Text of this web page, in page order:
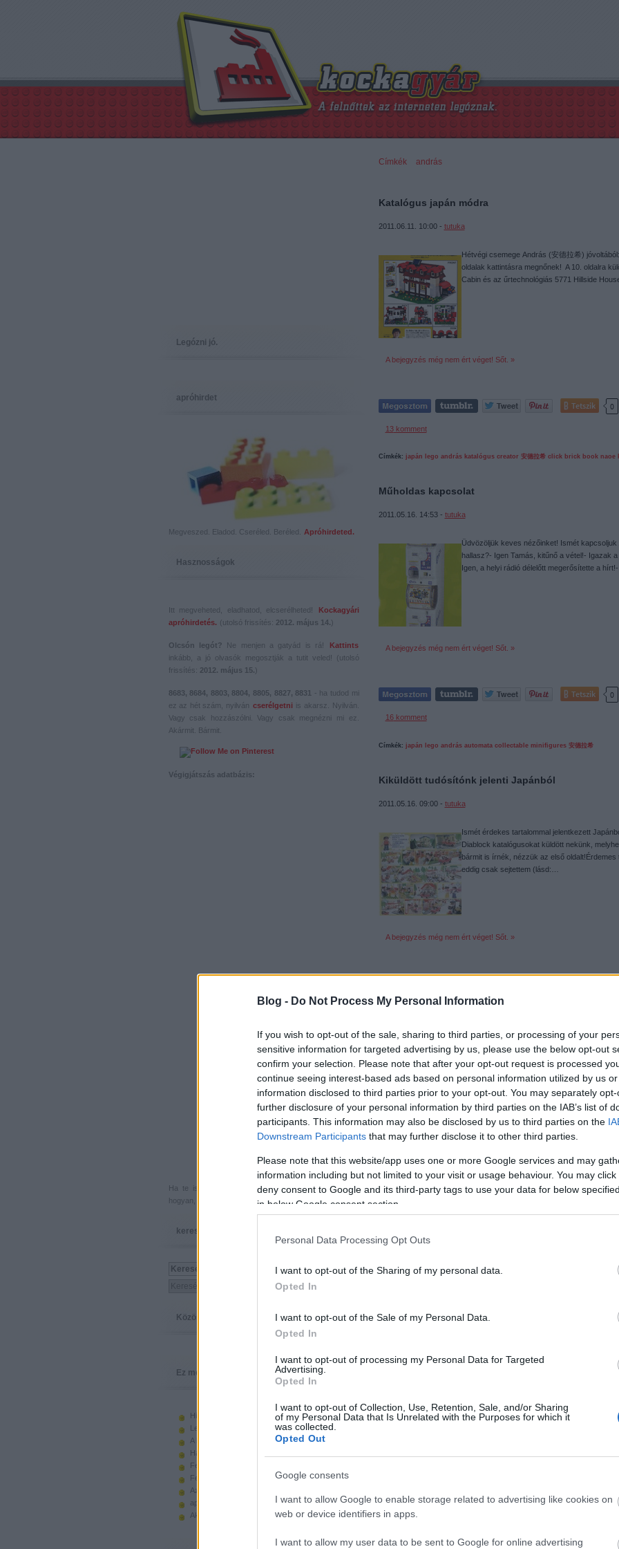
Blog - Do Not Process My Personal Information
If you wish to opt-out of the sale, sharing to third parties, or processing of your
sensitive information for targeted advertising by us, please use the below opt-out
confirm your selection. Please note that after your opt-out request is processed
continue seeing interest-based ads based on personal information utilized by us
information disclosed to third parties prior to your opt-out. You may separately
further disclosure of your personal information by third parties on the IAB’s list of
participants. This information may also be disclosed by us to third parties on the
Downstream Participants that may further disclose it to other third parties.
Please note that this website/app uses one or more Google services and may
information including but not limited to your visit or usage behaviour. You may
deny consent to Google and its third-party tags to use your data for below
in below Google consent section.
Personal Data Processing Opt Outs
I want to opt-out of the Sharing of my personal data.
Opted In
I want to opt-out of the Sale of my Personal Data.
Opted In
I want to opt-out of processing my Personal Data for Targeted
Advertising.
Opted In
I want to opt-out of Collection, Use, Retention, Sale, and/or Sharing
of my Personal Data that Is Unrelated with the Purposes for which it
was collected.
Opted Out
Google consents
I want to allow Google to enable storage related to advertising like cookies on
web or device identifiers in apps.
I want to allow my user data to be sent to Google for online advertising
Legózni jó.
apróhirdet
Megveszed. Eladod. Cseréled. Beréled. Apróhirdeted.
Hasznosságok
Itt megveheted, eladhatod, elcserélheted!
Kockagyári
apróhirdetés. (utolsó frissítés: 2012. május 14.)
Olcsón legót? Ne menjen a gatyád is rá!
Kattints
inkább, a jó olvasók megosztják a tutit veled! (utolsó
frissítés: 2012. május 15.)
8683, 8684, 8803, 8804, 8805, 8827, 8831 - ha tudod mi
ez az hét szám, nyilván
cserélgetni
is akarsz. Nyilván.
Vagy csak hozzászólni. Vagy csak megnézni mi ez.
Akármit. Bármit.
Végigjátszás adatbázis:
Ha te is küldenél egy végigjátszást, csak nem tudod
hogyan, hova, mikor, kivel és miért,
akkor kattints
keresés
Közösség
Ez megy
Hiányzó elemek beszerzése
Legoland Németország 2010
A kastélyok képes története
Használt legót piacról
Feltörjük a legó ugart
Fehérítsd ki!
Az Indiana Jones készletek
apró. hirdetés.
Akciók, újdonságok a polcon, nagyszerű árak
Címkék» andrás
Katalógus japán módra
2011.06.11. 10:00 - tutuka
Hétvégi csemege András (安德拉希)
oldalak kattintásra megnőnek! A 10. oldalra
Cabin és az űrtechnológiás 5771 Hillside
A bejegyzés még nem ért véget! Sőt. »
Tetszik 0
13komment
Címkék: japán lego andrás katalógus creator 安德拉希 click brick book naoe
Műholdas kapcsolat
2011.05.16. 14:53 - tutuka
Üdvözöljük keves nézőinket! Ismét
hallasz?- Igen Tamás, kitűnő a vétel!- Igazak
Igen, a helyi rádió délelőtt megerősítette a
A bejegyzés még nem ért véget! Sőt. »
Tetszik 0
16komment
Címkék: japán lego andrás automata collectable minifigures 安德拉希
Kiküldött tudósítónk jelenti Japánból
2011.05.16. 09:00 - tutuka
Ismét érdekes tartalommal jelentkezett
Diablock katalógusokat küldött nekünk,
bármit is írnék, nézzük az első oldalt!Érdemes
eddig csak sejtettem (lásd:…
A bejegyzés még nem ért véget! Sőt. »
28 komment
Címkék:japán klón andrás clone 安德拉希 diablock kawada
Olvasó játszik: 4191 Captain's Cabin
2011.05.12. 10:30 -tutuka
Egészen különleges dolog történt velünk. Múlt
Karib-tenger kalózai végigjátszását. Iziben
a hétre a kritikát. Aztán ahogy teltek a napok,
Greg36)…
Címkék:kritika lego andrás karib tenger kalózai pirates of the
Olvasó játszik: 6745 Propeller Power
Hogy felettébb furcsa dolgot mondjak:
egyik leglegóbb, ha nem éppen a leglegóbb
alapmodellje. Kicsi, de rendkívül
A bejegyzés még nem ért véget! Sőt. »